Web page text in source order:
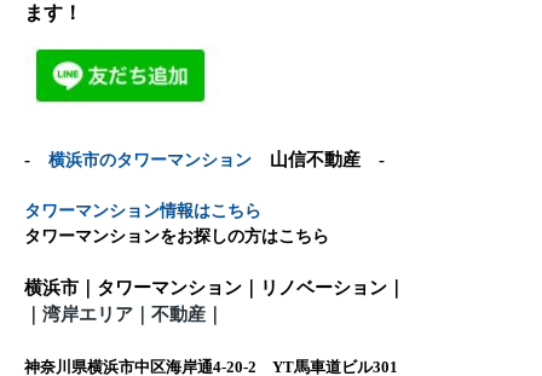
ます！
- 横浜市のタワーマンション 山信不動産 -
タワーマンション情報はこちら
タワーマンションをお探しの方はこちら
横浜市｜タワーマンション｜リノベーション｜
湾岸エリア｜不動産
神奈川県横浜市中区海岸通4-20-2 YT馬車道ビル301